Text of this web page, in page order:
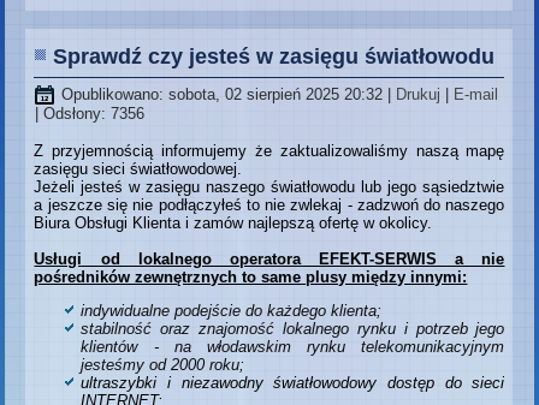
Sprawdź czy jesteś w zasięgu światłowodu
Opublikowano: sobota, 02 sierpień 2025 20:32 | Drukuj | E-mail
| Odsłony: 7356
Z przyjemnością informujemy że zaktualizowaliśmy naszą mapę
zasięgu sieci światłowodowej.
Jeżeli jesteś w zasięgu naszego światłowodu lub jego sąsiedztwie
a jeszcze się nie podłączyłeś to nie zwlekaj - zadzwoń do naszego
Biura Obsługi Klienta i zamów najlepszą ofertę w okolicy.
Usługi od lokalnego operatora EFEKT-SERWIS a nie
pośredników zewnętrznych to same plusy między innymi:
indywidualne podejście do każdego klienta;
stabilność oraz znajomość lokalnego rynku i potrzeb jego
klientów - na włodawskim rynku telekomunikacyjnym
jesteśmy od 2000 roku;
ultraszybki i niezawodny światłowodowy dostęp do sieci
INTERNET;